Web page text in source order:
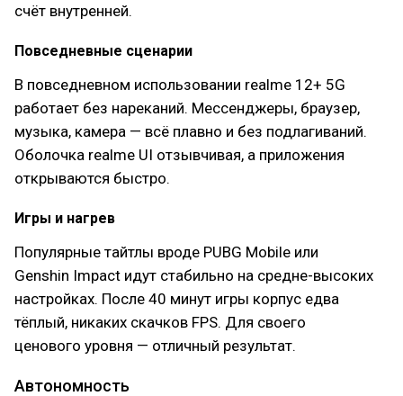
счёт внутренней.
Повседневные сценарии
В повседневном использовании realme 12+ 5G
работает без нареканий. Мессенджеры, браузер,
музыка, камера — всё плавно и без подлагиваний.
Оболочка realme UI отзывчивая, а приложения
открываются быстро.
Игры и нагрев
Популярные тайтлы вроде PUBG Mobile или
Genshin Impact идут стабильно на средне-высоких
настройках. После 40 минут игры корпус едва
тёплый, никаких скачков FPS. Для своего
ценового уровня — отличный результат.
Автономность